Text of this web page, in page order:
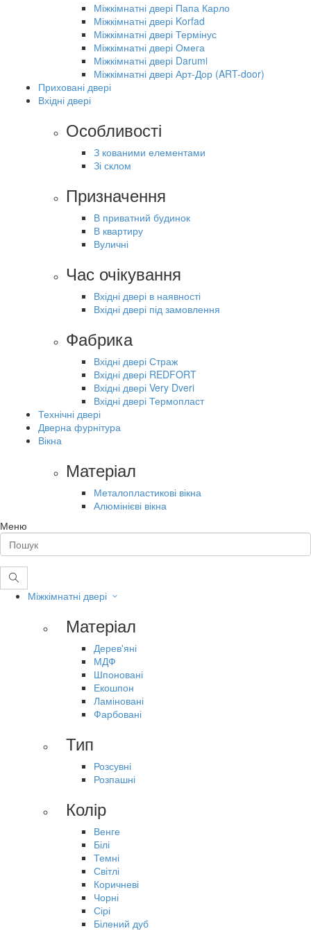
Міжкімнатні двері Папа Карло
Міжкімнатні двері Korfad
Міжкімнатні двері Термінус
Міжкімнатні двері Омега
Міжкімнатні двері Darumi
Міжкімнатні двері Арт-Дор (ART-door)
Приховані двері
Вхідні двері
Особливості
З кованими елементами
Зі склом
Призначення
В приватний будинок
В квартиру
Вуличні
Час очікування
Вхідні двері в наявності
Вхідні двері під замовлення
Фабрика
Вхідні двері Страж
Вхідні двері REDFORT
Вхідні двері Very Dveri
Вхідні двері Термопласт
Технічні двері
Дверна фурнітура
Вікна
Матеріал
Металопластикові вікна
Алюмінієві вікна
Меню
Міжкімнатні двері
Матеріал
Дерев'яні
МДФ
Шпоновані
Екошпон
Ламіновані
Фарбовані
Тип
Розсувні
Розпашні
Колір
Венге
Білі
Темні
Світлі
Коричневі
Чорні
Сірі
Білений дуб